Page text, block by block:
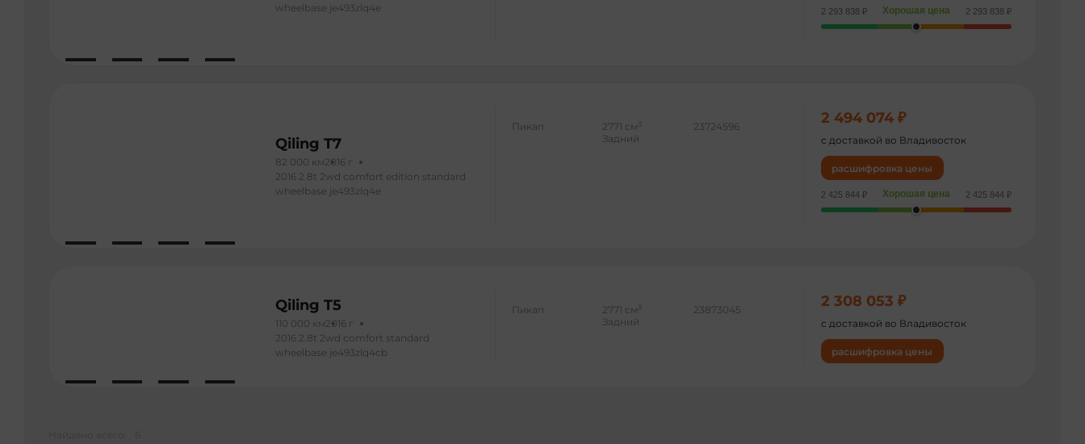
wheelbase je493zlq4e
2 293 838 ₽ Хорошая цена 2 293 838 ₽
Qiling T7
82 000 км2016 г
2016 2.8t 2wd comfort edition standard
wheelbase je493zlq4e
Пикап 2771 см 3
Задний
23724596 2 494 074 ₽
с доставкой во Владивосток
расшифровка цены
2 425 844 ₽ Хорошая цена 2 425 844 ₽
Qiling T5
110 000 км2016 г
2016 2.8t 2wd comfort standard
wheelbase je493zlq4cb
Пикап 2771 см 3
Задний
23873045 2 308 053 ₽
с доставкой во Владивосток
расшифровка цены